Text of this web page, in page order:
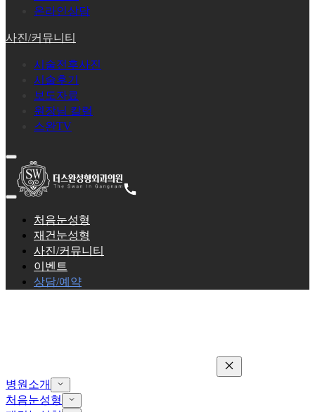
온라인상담
사진/커뮤니티
시술전후사진
시술후기
보도자료
원장님 칼럼
스완TV
처음눈성형
재건눈성형
사진/커뮤니티
이벤트
상담/예약
병원소개
처음눈성형